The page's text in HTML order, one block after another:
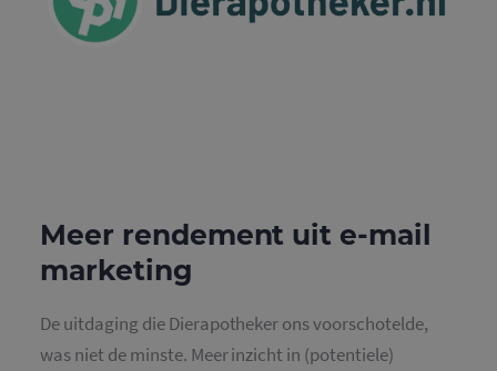
Meer rendement uit e-mail
marketing
De uitdaging die Dierapotheker ons voorschotelde,
was niet de minste. Meer inzicht in (potentiele)